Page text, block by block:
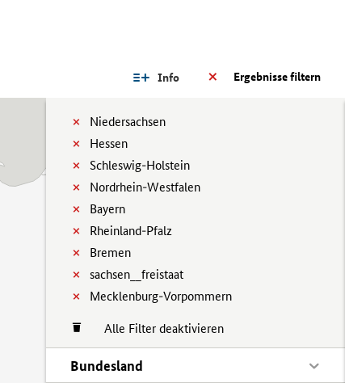
Ergebnisse filtern
Info
Niedersachsen
Hessen
Schleswig-Holstein
Nordrhein-Westfalen
Bayern
Rheinland-Pfalz
Bremen
sachsen__freistaat
Mecklenburg-Vorpommern
Alle Filter deaktivieren
Bundesland